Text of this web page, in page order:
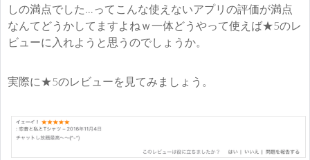
しの満点でした…ってこんな使えないアプリの評価が満点
なんてどうかしてますよねｗ一体どうやって使えば★5のレ
ビューに入れようと思うのでしょうか。
実際に★5のレビューを見てみましょう。